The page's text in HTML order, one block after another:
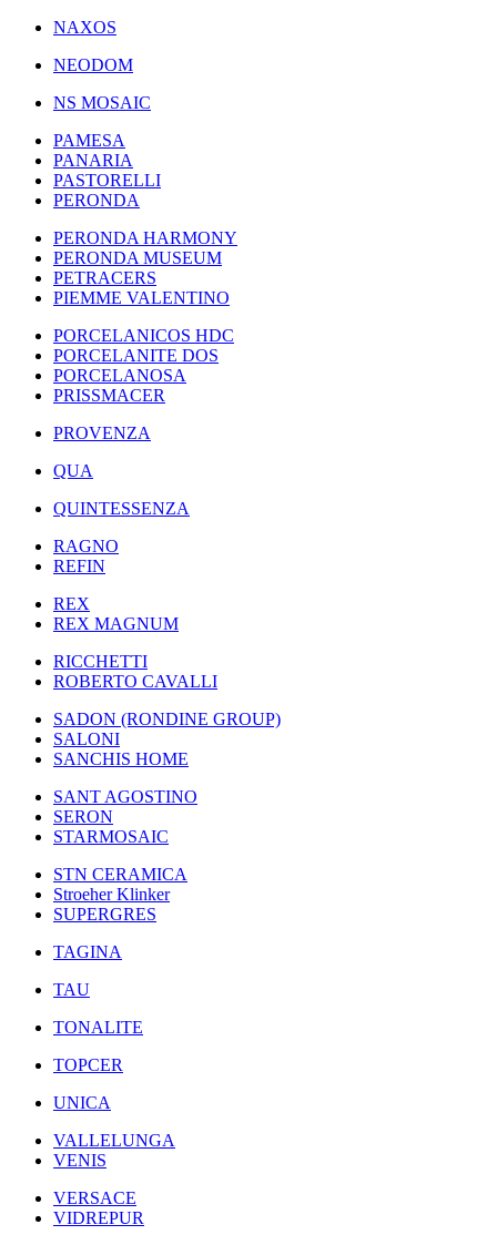
NAXOS
NEODOM
NS MOSAIC
PAMESA
PANARIA
PASTORELLI
PERONDA
PERONDA HARMONY
PERONDA MUSEUM
PETRACERS
PIEMME VALENTINO
PORCELANICOS HDC
PORCELANITE DOS
PORCELANOSA
PRISSMACER
PROVENZA
QUA
QUINTESSENZA
RAGNO
REFIN
REX
REX MAGNUM
RICCHETTI
ROBERTO CAVALLI
SADON (RONDINE GROUP)
SALONI
SANCHIS HOME
SANT AGOSTINO
SERON
STARMOSAIC
STN CERAMICA
Stroeher Klinker
SUPERGRES
TAGINA
TAU
TONALITE
TOPCER
UNICA
VALLELUNGA
VENIS
VERSACE
VIDREPUR